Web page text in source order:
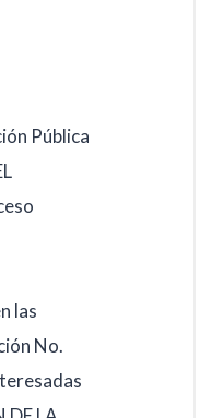
Pública
las
No.